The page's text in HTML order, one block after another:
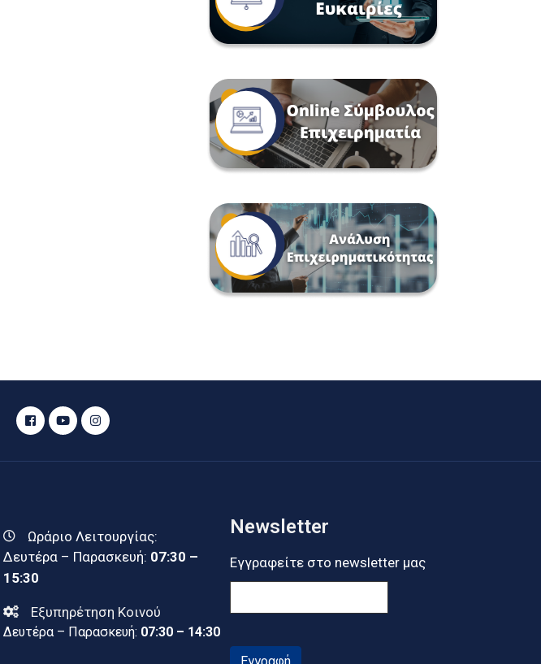
Ωράριο Λειτουργίας:
Δευτέρα – Παρασκευή: 07:30 –
15:30
Εξυπηρέτηση Κοινού
Δευτέρα – Παρασκευή: 07:30 – 14:30
Newsletter
Εγγραφείτε στο newsletter μας